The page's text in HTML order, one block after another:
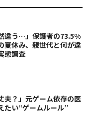
違う…」保護者の73.5%
夏休み、親世代と何が違
態調査
夫？」元ゲーム依存の医
たい“ゲームルール”